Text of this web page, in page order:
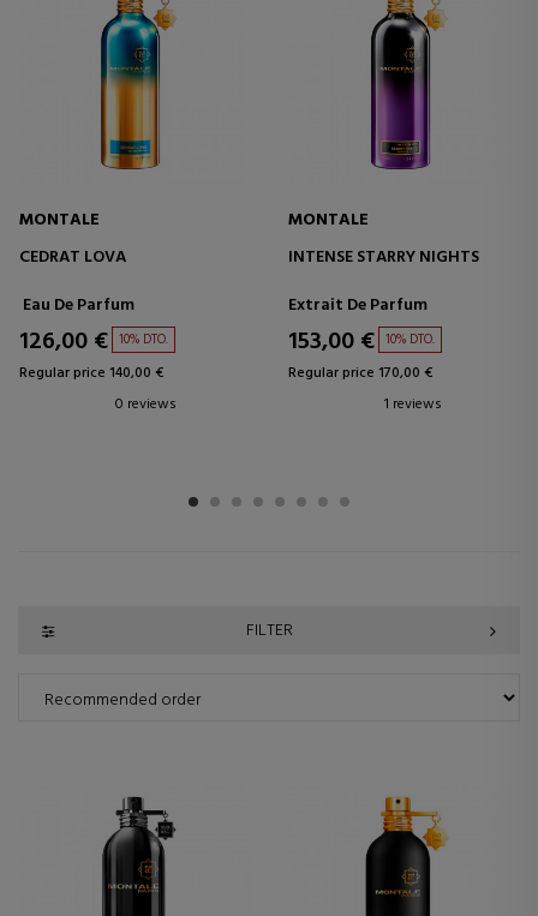
MONTALE
CEDRAT LOVA
Eau De Parfum
126,00 € 10% DTO.
Regular price 140,00 €
0 reviews
MONTALE
INTENSE STARRY NIGHTS
Extrait De Parfum
153,00 € 10% DTO.
Regular price 170,00 €
1 reviews
FILTER